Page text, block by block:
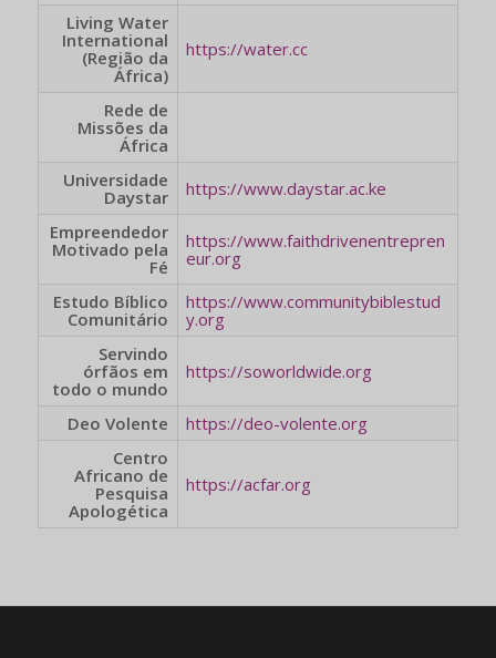
Living Water
International
(Região da
África)
https://water.cc
Rede de
Missões da
África
Universidade
Daystar
https://www.daystar.ac.ke
Empreendedor
Motivado pela
Fé
https://www.faithdrivenentrepren
eur.org
Estudo Bíblico
Comunitário
https://www.communitybiblestud
y.org
Servindo
órfãos em
todo o mundo
https://soworldwide.org
Deo Volente
https://deo-volente.org
Centro
Africano de
Pesquisa
Apologética
https://acfar.org